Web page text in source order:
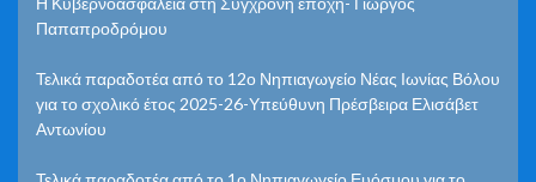
Παπαπροδρόμου
Τελικά παραδοτέα από το 12ο Νηπιαγωγείο Νέας Ιωνίας Βόλου
για το σχολικό έτος 2025-26-Υπεύθυνη Πρέσβειρα Ελισάβετ
Αντωνίου